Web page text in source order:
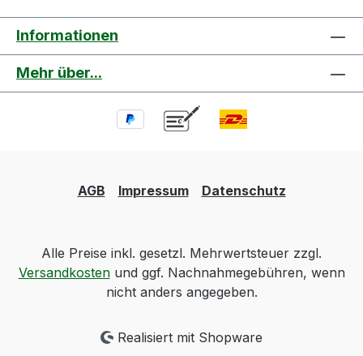
Informationen
Mehr über...
AGB Impressum Datenschutz
Alle Preise inkl. gesetzl. Mehrwertsteuer zzgl.
Versandkostenund ggf. Nachnahmegebühren, wenn
nicht anders angegeben.
Realisiert mit Shopware